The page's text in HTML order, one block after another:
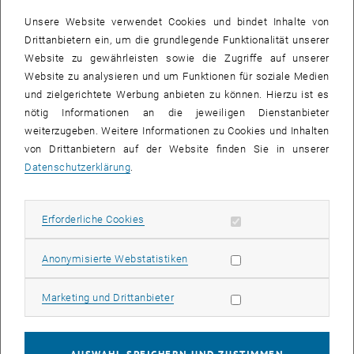
Bild
Am 8.5. stellten die Compliance Officers der TU Wien Elke
Erschließung der Künste der österreichischen
Universitätenkonferenz (uniko) vor.
Compliance ist aus dem universitären Alltag nicht mehr
Universitäten zu Regelkonformität und Transparenz.
Kernelemente des Vortrags waren die Compliance-Organisation an
der TU Wien und die Tätigkeiten des Compliance Circles
Unsere Website verwendet Cookies und bindet Inhalte von
Drittanbietern ein, um die grundlegende Funktionalität unserer
Website zu gewährleisten sowie die Zugriffe auf unserer
Website zu analysieren und um Funktionen für soziale Medien
und zielgerichtete Werbung anbieten zu können. Hierzu ist es
nötig Informationen an die jeweiligen Dienstanbieter
weiterzugeben. Weitere Informationen zu Cookies und Inhalten
von Drittanbietern auf der Website finden Sie in unserer
Datenschutzerklärung
Erforderliche Cookies Erforderliche Cookies zulassen
Anonymisierte WebstatistikenStatistik Cookies zulassen
Marketing und DrittanbieterMarketing Cookies zulassen